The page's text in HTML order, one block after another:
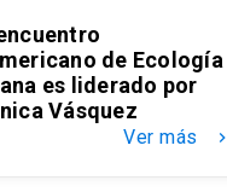
de Ecología
es liderado por
Vásquez
Ver más keyboard_arrow_right